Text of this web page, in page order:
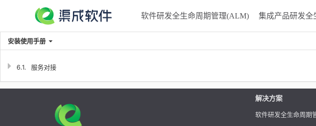
软件研发全生命周期管理(ALM) 集成产品研发全
安装使用手册
6.1. 服务对接
解决方案
软件研发全生命周期